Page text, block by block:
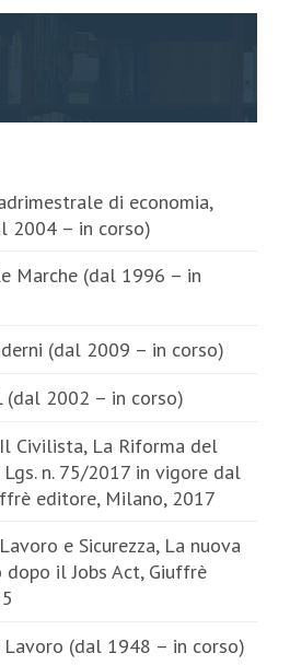
disponibili. Qui una raccolta di tutte le
Riviste
di economia,
2004 – in corso)
Marche (dal 1996 – in
(dal 2009 – in corso)
(dal 2002 – in corso)
Civilista, La Riforma del
Lgs. n. 75/2017 in vigore dal
editore, Milano, 2017
e Sicurezza, La nuova
il Jobs Act, Giuffrè
(dal 1948 – in corso)